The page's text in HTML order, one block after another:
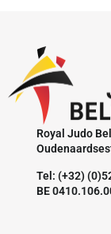
Royal Judo
Tel: (+32)
BE